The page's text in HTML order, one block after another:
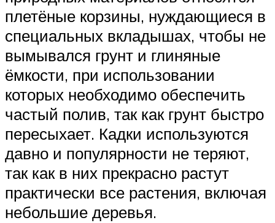
плетёные корзины, нуждающиеся в
специальных вкладышах, чтобы не
вымывался грунт и глиняные
ёмкости, при использовании
которых необходимо обеспечить
частый полив, так как грунт быстро
пересыхает. Кадки используются
давно и популярности не теряют,
так как в них прекрасно растут
практически все растения, включая
небольшие деревья.